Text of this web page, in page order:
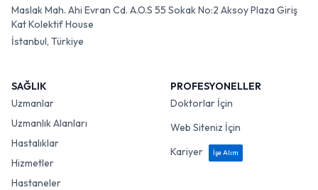
Maslak Mah. Ahi Evran Cd. A.O.S 55 Sokak No:2 Aksoy Plaza Giriş
Kat Kolektif House
İstanbul, Türkiye
SAĞLIK
Uzmanlar
Uzmanlık Alanları
Hastalıklar
Hizmetler
Hastaneler
PROFESYONELLER
Doktorlar İçin
Web Siteniz İçin
Kariyer
İşe Alım